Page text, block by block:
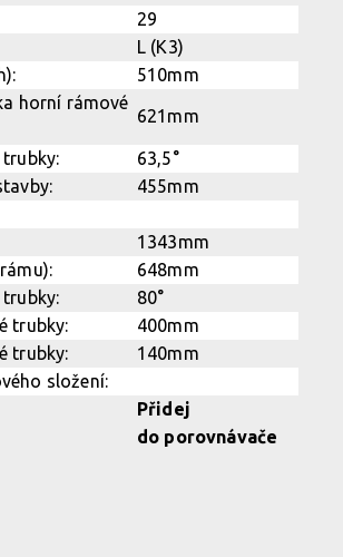
trubky je zvláštní, jakoby trčí do prostoru
trubky je zvláštní, jakoby trčí do prostoru